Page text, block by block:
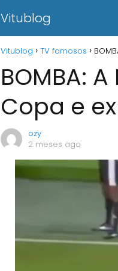
Vitublog
Vitublog TV famosos
BOMBA:
Copa e
ozy
2 meses ago